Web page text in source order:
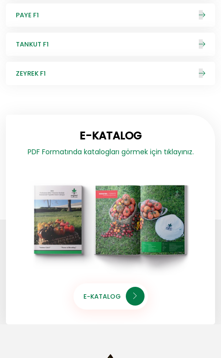
PAYE F1
TANKUT F1
ZEYREK F1
E-KATALOG
PDF Formatında katalogları görmek için tıklayınız.
E-KATALOG